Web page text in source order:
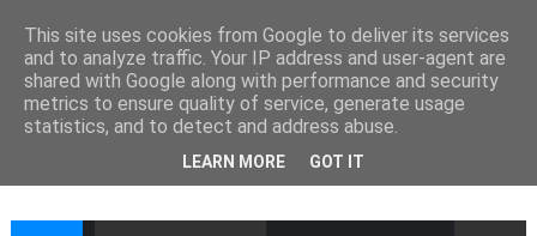
This site uses cookies from Google to deliver its services
and to analyze traffic. Your IP address and user-agent are
shared with Google along with performance and security
metrics to ensure quality of service, generate usage
statistics, and to detect and address abuse.
LEARN MORE GOT IT